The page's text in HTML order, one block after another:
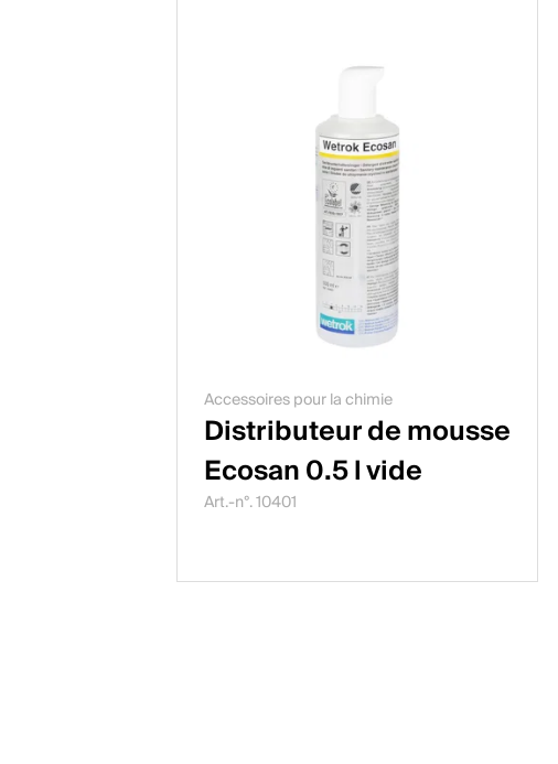
Accessoires pour la chimie
Distributeur de mousse
Ecosan 0.5 l vide
Art.-n°. 10401